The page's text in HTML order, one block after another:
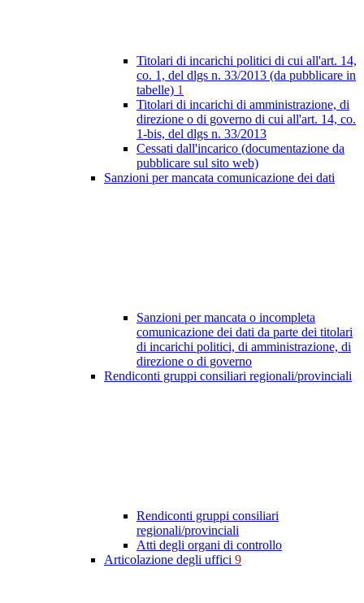
Titolari di incarichi politici di cui all'art. 14,
co. 1, del dlgs n. 33/2013 (da pubblicare in
tabelle) 1
Titolari di incarichi di amministrazione, di
direzione o di governo di cui all'art. 14, co.
1-bis, del dlgs n. 33/2013
Cessati dall'incarico (documentazione da
pubblicare sul sito web)
Sanzioni per mancata comunicazione dei dati
Sanzioni per mancata o incompleta
comunicazione dei dati da parte dei titolari
di incarichi politici, di amministrazione, di
direzione o di governo
Rendiconti gruppi consiliari regionali/provinciali
Rendiconti gruppi consiliari
regionali/provinciali
Atti degli organi di controllo
Articolazione degli uffici 9